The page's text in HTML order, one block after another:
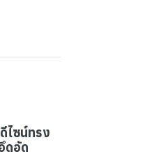
ไซน์ทรง
ดอัด